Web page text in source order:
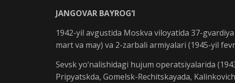
JANGOVAR BAYROG‘I
1942-yil avgustida Moskva viloyatida 37-
mart va may) va 2-zarbali armiyalari (1945-yil
Sevsk yo‘nalishidagi hujum operatsiyalarida
Pripyatskda, Gomelsk-Rechitskayada,